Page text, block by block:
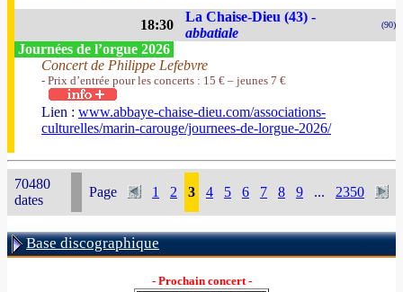
18:30
La Chaise-Dieu (43) -
abbatiale
(90)
Journées de l’orgue 2026
Concert de Philippe Lefebvre
- Prix d’entrée pour les concerts : 15 € – jeunes 7 €
Lien : www.abbaye-chaise-dieu.com/associations-
culturelles/marin-carouge/journees-de-lorgue-2026/
70480
dates
Page 1 2 3 4 5 6 7 8 9 ... 2350
Base discographique
- Prochain concert -